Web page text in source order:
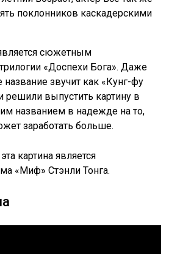
поклонников каскадерскими
сюжетным
«Доспехи Бога». Даже
название звучит как «Кунг-фу
решили выпустить картину в
названием в надежде на то,
заработать больше.
картина является
«Миф» Стэнли Тонга.